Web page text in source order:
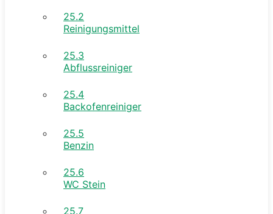
25.2
Reinigungsmittel
25.3
Abflussreiniger
25.4
Backofenreiniger
25.5
Benzin
25.6
WC Stein
25.7